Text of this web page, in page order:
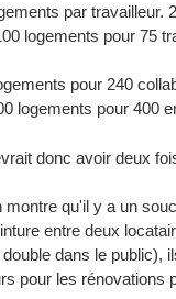
par
logements pour 75
pour 240
logements pour 400
donc avoir deux
qu'il y a un
entre deux
dans le public),
pour les rénovations